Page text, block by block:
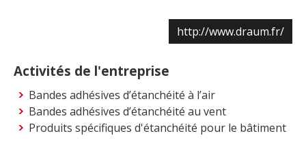
http://www.draum.fr/
Activités de l'entreprise
Bandes adhésives d’étanchéité à l’air
Bandes adhésives d’étanchéité au vent
Produits spécifiques d'étanchéité pour le bâtiment